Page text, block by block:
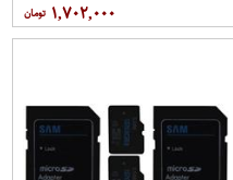
گیگابایت بسته 3 عددی
۱,۷۰۲,۰۰۰